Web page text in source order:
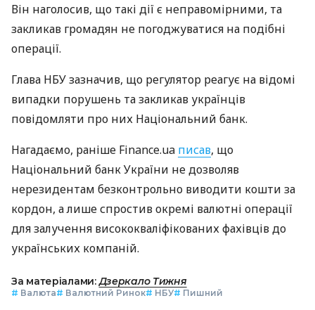
Він наголосив, що такі дії є неправомірними, та
закликав громадян не погоджуватися на подібні
операції.
Глава НБУ зазначив, що регулятор реагує на відомі
випадки порушень та закликав українців
повідомляти про них Національний банк.
Нагадаємо, раніше Finance.ua писав, що
Національний банк України не дозволяв
нерезидентам безконтрольно виводити кошти за
кордон, а лише спростив окремі валютні операції
для залучення висококваліфікованих фахівців до
українських компаній.
За матеріалами:Дзеркало Тижня
# Валюта# Валютний Ринок# НБУ# Пишний